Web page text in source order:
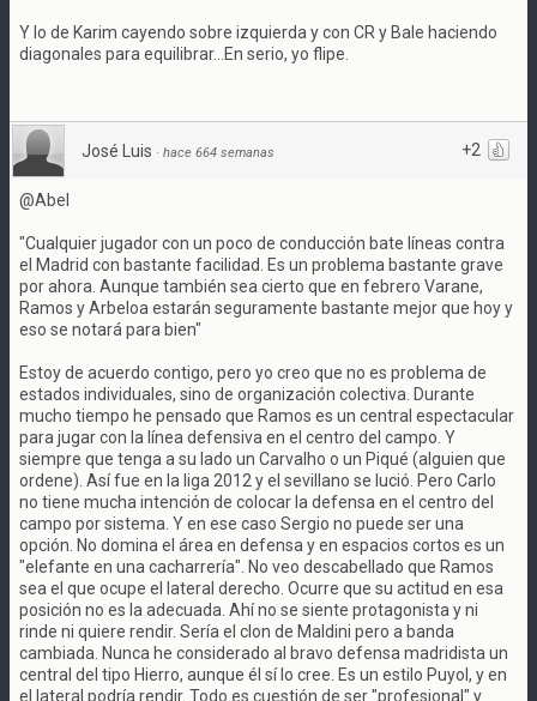
Y lo de Karim cayendo sobre izquierda y con CR y Bale haciendo
diagonales para equilibrar...En serio, yo flipe.
+2
José Luis · hace 664 semanas
@Abel
"Cualquier jugador con un poco de conducción bate líneas contra
el Madrid con bastante facilidad. Es un problema bastante grave
por ahora. Aunque también sea cierto que en febrero Varane,
Ramos y Arbeloa estarán seguramente bastante mejor que hoy y
eso se notará para bien"
Estoy de acuerdo contigo, pero yo creo que no es problema de
estados individuales, sino de organización colectiva. Durante
mucho tiempo he pensado que Ramos es un central espectacular
para jugar con la línea defensiva en el centro del campo. Y
siempre que tenga a su lado un Carvalho o un Piqué (alguien que
ordene). Así fue en la liga 2012 y el sevillano se lució. Pero Carlo
no tiene mucha intención de colocar la defensa en el centro del
campo por sistema. Y en ese caso Sergio no puede ser una
opción. No domina el área en defensa y en espacios cortos es un
"elefante en una cacharrería". No veo descabellado que Ramos
sea el que ocupe el lateral derecho. Ocurre que su actitud en esa
posición no es la adecuada. Ahí no se siente protagonista y ni
rinde ni quiere rendir. Sería el clon de Maldini pero a banda
cambiada. Nunca he considerado al bravo defensa madridista un
central del tipo Hierro, aunque él sí lo cree. Es un estilo Puyol, y en
el lateral podría rendir. Todo es cuestión de ser "profesional" y